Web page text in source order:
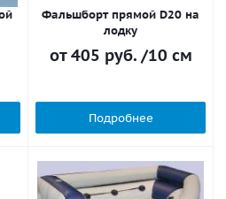
Фальшборт прямой D20 на
лодку
от405 руб. /10 см
Подробнее